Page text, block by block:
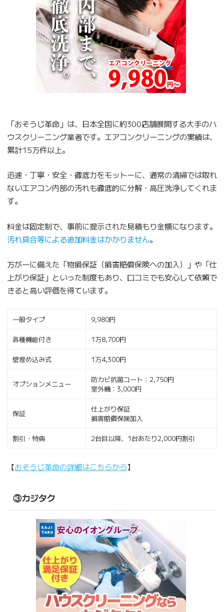
「おそうじ革命」は、日本全国に約300店舗展開する大手のハ
ウスクリーニング業者です。エアコンクリーニングの実績は、
累計15万件以上。
迅速・丁寧・安全・徹底力をモットーに、通常の清掃では取れ
ないエアコン内部の汚れも徹底的に分解・高圧洗浄してくれま
す。
料金は固定制で、事前に提示された見積もり金額になります。
汚れ具合等による追加料金はかかりません。
万が一に備えた「物損保証（損害賠償保険への加入）」や「仕
上がり保証」といった制度もあり、口コミでも安心して依頼で
きると高い評価を得ています。
一般タイプ 9,980円
各種機能付き 1万8,700円
壁埋め込み式 1万4,300円
オプションメニュー
防カビ抗菌コート：2,750円
室外機：3,000円
保証
仕上がり保証
損害賠償保険加入
割引・特典 2台目以降、1台あたり2,000円割引
【おそうじ革命の詳細はこちらから】
③カジタク